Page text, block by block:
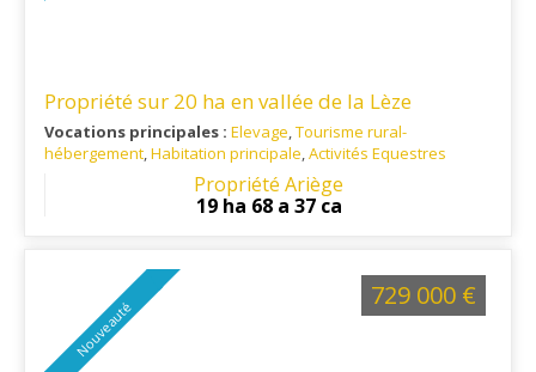
Propriété sur 20 ha en vallée de la Lèze
Vocations principales : Elevage,Tourisme rural-
hébergement,Habitation principale,Activités Equestres
: A 1h au sud de Toulouse et à 26 minutes de
Accès aux commerces et services courants à proximité
Propriété Ariège
19 ha 68 a 37 ca
Nouveauté
729 000 €